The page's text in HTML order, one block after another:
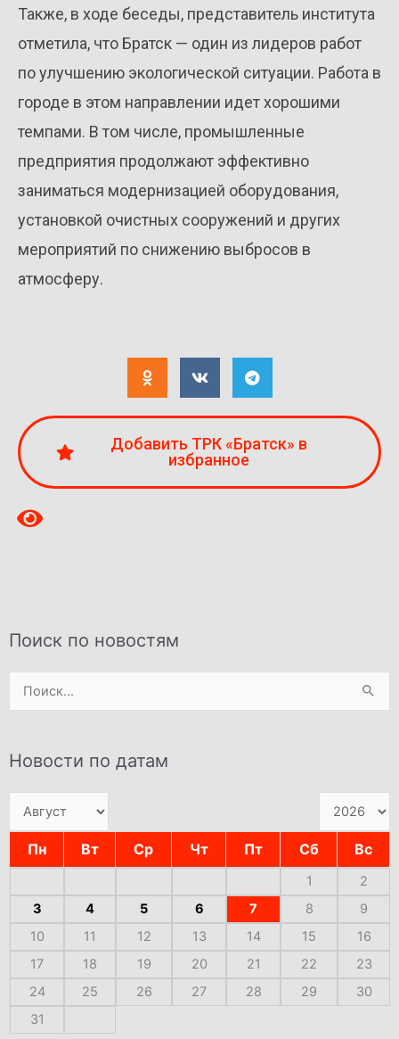
Также, в ходе беседы, представитель института
отметила, что Братск — один из лидеров работ
по улучшению экологической ситуации. Работа в
городе в этом направлении идет хорошими
темпами. В том числе, промышленные
предприятия продолжают эффективно
заниматься модернизацией оборудования,
установкой очистных сооружений и других
мероприятий по снижению выбросов в
атмосферу.
Добавить ТРК «Братск» в
избранное
Поиск по новостям
Поиск:
Новости по датам
Пн Вт Ср Чт Пт Сб Вс
1
2
3
4 5 6 7 8
9
10
11 12 13 14 15
16
17
18 19 20 21 22
23
24
25 26 27 28 29
30
31